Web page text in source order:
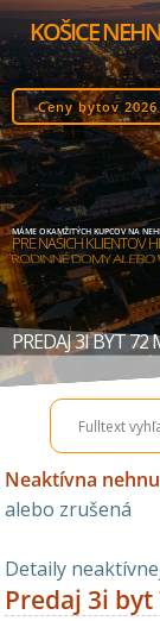
KOŠICE
Ceny bytov 2026
MÁME OKAMŽITÝCH KUPCOV NA
PRE NAŠICH KLIENTOV
STAVEBNÉ POZEMKY
PREDAJ 3I BYT 72
Neaktívna
alebo zrušená
Detaily
Predaj 3i byt